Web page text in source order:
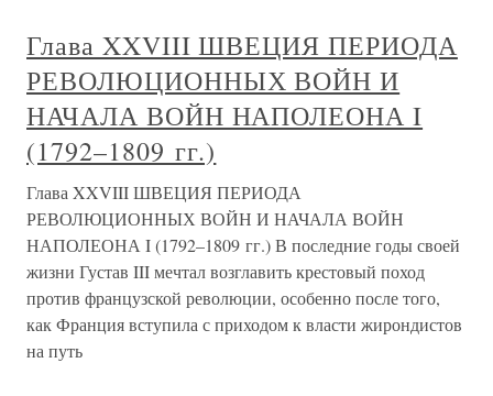
Глава XXVIII ШВЕЦИЯ ПЕРИОДА
РЕВОЛЮЦИОННЫХ ВОЙН И
НАЧАЛА ВОЙН НАПОЛЕОНА I
(1792–1809 гг.)
Глава XXVIII ШВЕЦИЯ ПЕРИОДА
РЕВОЛЮЦИОННЫХ ВОЙН И НАЧАЛА ВОЙН
НАПОЛЕОНА I (1792–1809 гг.) В последние годы своей
жизни Густав III мечтал возглавить крестовый поход
против французской революции, особенно после того,
как Франция вступила с приходом к власти жирондистов
на путь